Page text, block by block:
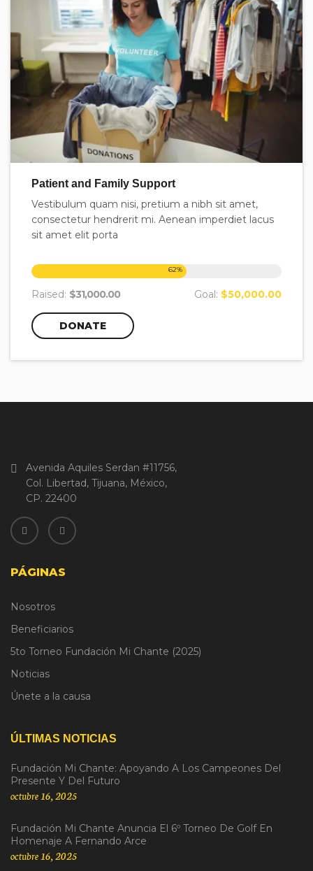
Patient and Family Support
Vestibulum quam nisi, pretium a nibh sit amet,
consectetur hendrerit mi. Aenean imperdiet lacus
sit amet elit porta
62%
Raised: $31,000.00 Goal: $50,000.00
DONATE
Avenida Aquiles Serdan #11756,
Col. Libertad, Tijuana, México,
CP. 22400
PÁGINAS
Nosotros
Beneficiarios
5to Torneo Fundación Mi Chante (2025)
Noticias
Únete a la causa
ÚLTIMAS NOTICIAS
Fundación Mi Chante: Apoyando A Los Campeones Del
Presente Y Del Futuro
octubre 16, 2025
Fundación Mi Chante Anuncia El 6º Torneo De Golf En
Homenaje A Fernando Arce
octubre 16, 2025